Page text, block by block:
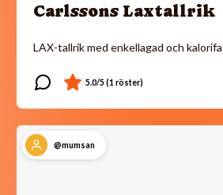
Carlssons Laxtallrik
LAX-tallrik med enkellagad och
@mumsan